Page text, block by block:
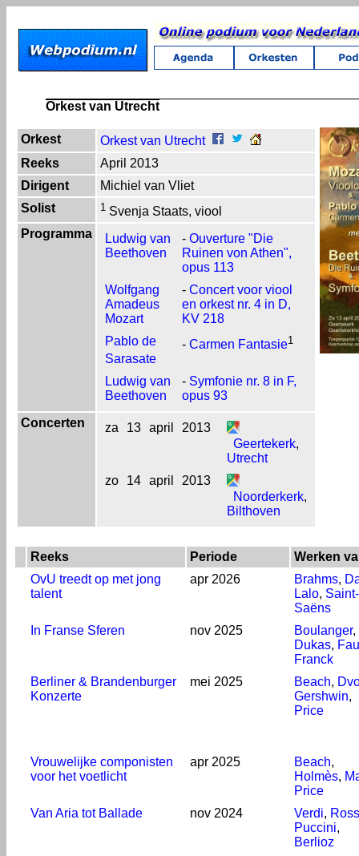
Orkest van Utrecht
Orkest
Orkest van Utrecht
Reeks
April 2013
Dirigent
Michiel van Vliet
Solist
1 Svenja Staats, viool
Programma
Ludwig van
Beethoven
- Ouverture "Die
Ruinen von Athen",
opus 113
Wolfgang
Amadeus
Mozart
- Concert voor viool
en orkest nr. 4 in D,
KV 218
Pablo de
Sarasate
- Carmen Fantasie1
Ludwig van
Beethoven
- Symfonie nr. 8 in F,
opus 93
Concerten
za 13 april
2013
Geertekerk,
Utrecht
zo
14 april
2013
Noorderkerk,
Bilthoven
Reeks Periode
Werken
OvU treedt op met jong
talent
apr 2026 Brahms,
Lalo, Saint-
Saëns
In Franse Sferen
nov 2025 Boulanger,
Dukas,
Franck
Berliner & Brandenburger
Konzerte
mei 2025 Beach,
Gershwin,
Price
Vrouwelijke componisten
voor het voetlicht
apr 2025 Beach,
Holmès,
Price
Van Aria tot Ballade
nov 2024 Verdi,
Puccini,
Berlioz